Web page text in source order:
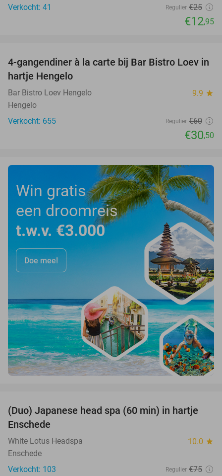
Verkocht: 41
Regulier €25
€12,95
49%
4-gangendiner à la carte bij Bar Bistro Loev in
hartje Hengelo
Bar Bistro Loev Hengelo 9.9 star
Hengelo
Verkocht: 655
Regulier €60
€30,50
Win gratis
een droomreis
t.w.v. €3.000
Doe mee!
35%
(Duo) Japanese head spa (60 min) in hartje
Enschede
White Lotus Headspa 10.0 star
Enschede
Verkocht: 103
Regulier €75